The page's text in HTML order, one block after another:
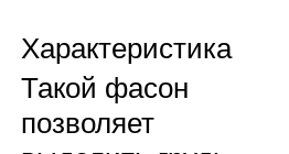
Характеристика
Такой фасон
позволяет